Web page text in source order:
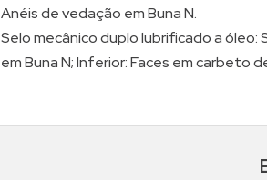
Anéis de vedação em Buna N.
Selo mecânico duplo lubrificado a óleo:
em Buna N; Inferior: Faces em carbeto